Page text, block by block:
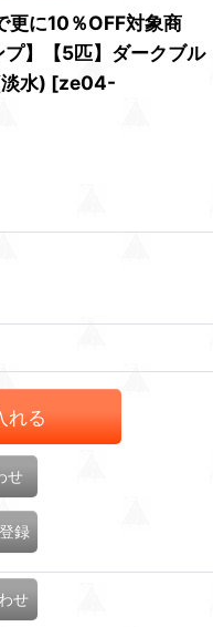
更に10％OFF対象商
】【5匹】ダークブル
水) [ze04-
れる
せ
録
せ